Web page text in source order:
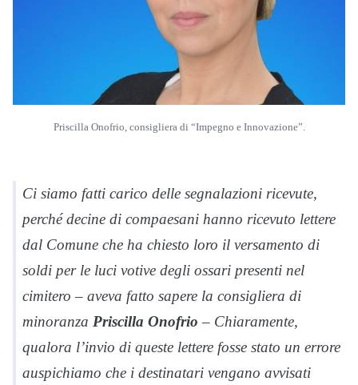
Priscilla Onofrio, consigliera di “Impegno e Innovazione”.
Ci siamo fatti carico delle segnalazioni ricevute,
perché decine di compaesani hanno ricevuto lettere
dal Comune che ha chiesto loro il versamento di
soldi per le luci votive degli ossari presenti nel
cimitero – aveva fatto sapere la consigliera di
minoranza Priscilla Onofrio – Chiaramente,
qualora l’invio di queste lettere fosse stato un errore
auspichiamo che i destinatari vengano avvisati